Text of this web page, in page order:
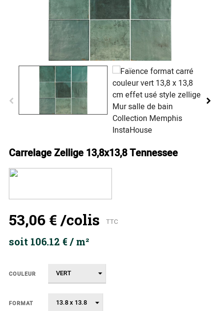
Carrelage Zellige 13,8x13,8 Tennessee
53,06 € /colis TTC
soit 106.12 € / m²
COULEUR
FORMAT